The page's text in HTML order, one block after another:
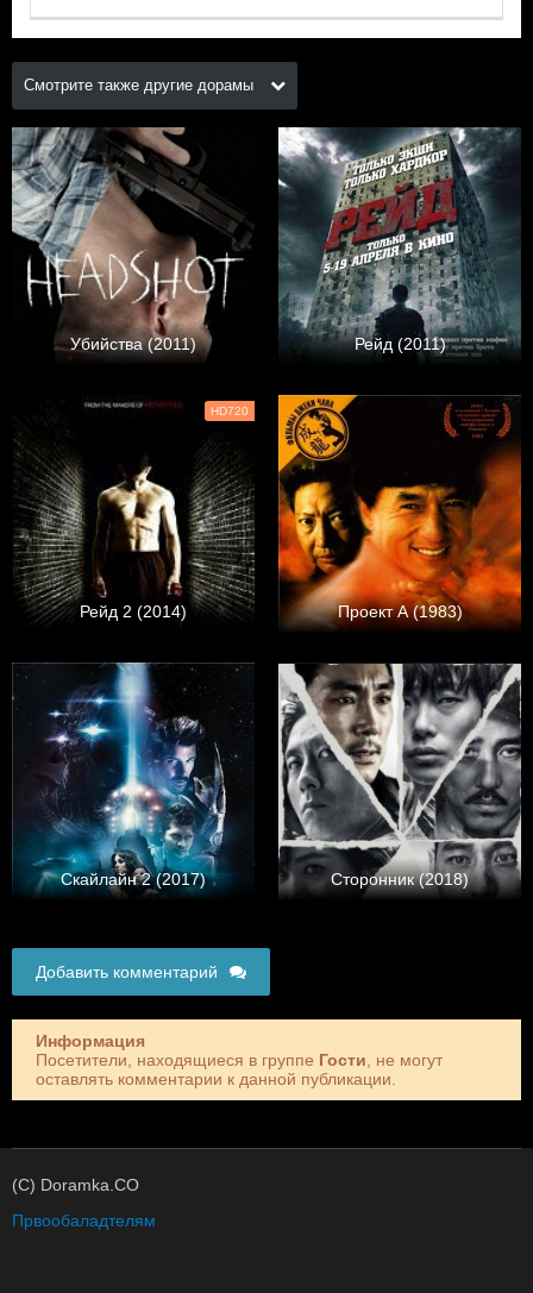
Смотрите также другие дорамы
Убийства (2011) Рейд (2011)
HD720
Рейд 2 (2014) Проект А (1983)
Скайлайн 2 (2017) Сторонник (2018)
Добавить комментарий
Информация
Посетители, находящиеся в группе Гости , не могут
оставлять комментарии к данной публикации.
(C) Doramka.CO
Првообаладтелям